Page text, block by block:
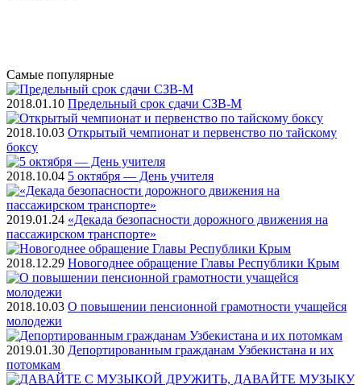
Самые популярные
2018.01.10 Предельный срок сдачи СЗВ-М
2018.10.03 Открытый чемпионат и первенство по тайскому
боксу
2018.10.04 5 октября — День учителя
2019.01.24 «Декада безопасности дорожного движения на
пассажирском транспорте»
2018.12.29 Новогоднее обращение Главы Республики Крым
2018.10.03 О повышении пенсионной грамотности учащейся
молодежи
2019.01.30 Депортированным гражданам Узбекистана и их
потомкам